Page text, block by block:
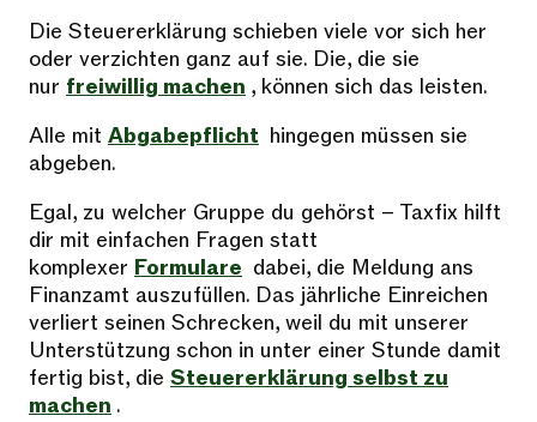
Die Steuererklärung schieben viele vor sich her
oder verzichten ganz auf sie. Die, die sie
nur freiwillig machen , können sich das leisten.
Alle mit Abgabepflicht hingegen müssen sie
abgeben.
Egal, zu welcher Gruppe du gehörst – Taxfix hilft
dir mit einfachen Fragen statt
komplexer Formulare dabei, die Meldung ans
Finanzamt auszufüllen. Das jährliche Einreichen
verliert seinen Schrecken, weil du mit unserer
Unterstützung schon in unter einer Stunde damit
fertig bist, die Steuererklärung selbst zu
machen .